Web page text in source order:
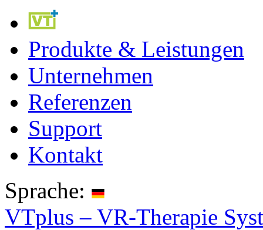
Produkte & Leistungen
Unternehmen
Referenzen
Support
Kontakt
Sprache:
VTplus – VR-Therapie